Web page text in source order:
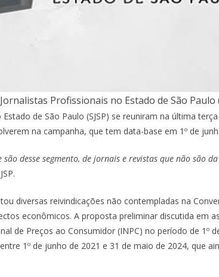
Profissionais no Estado de São Paulo
de São Paulo (SJSP) se reuniram na última
na campanha, que tem data-base em 1º de
desse segmento, de jornais e revistas que não são
diversas reivindicações não contempladas na
econômicos. A proposta preliminar discutida em
de Preços ao Consumidor (INPC) no período de 1º
1º de junho de 2021 e 31 de maio de 2024, que